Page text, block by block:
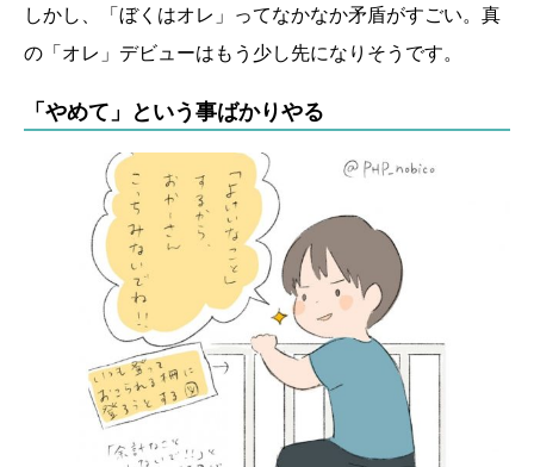
しかし、「ぼくはオレ」ってなかなか矛盾がすごい。真
の「オレ」デビューはもう少し先になりそうです。
「やめて」という事ばかりやる